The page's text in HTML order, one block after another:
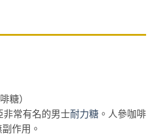
糖）
非常有名的男士耐力糖 。人參咖啡
作用。